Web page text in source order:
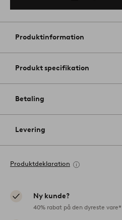
Produktinformation
Produkt specifikation
Betaling
Levering
Produktdeklaration
Ny kunde?
40% rabat på den dyreste vare*